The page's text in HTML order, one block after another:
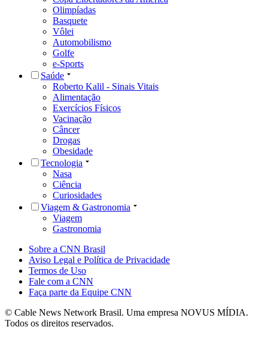
Olimpíadas
Basquete
Vôlei
Automobilismo
Golfe
e-Sports
Saúde
Roberto Kalil - Sinais Vitais
Alimentação
Exercícios Físicos
Vacinação
Câncer
Drogas
Obesidade
Tecnologia
Nasa
Ciência
Curiosidades
Viagem & Gastronomia
Viagem
Gastronomia
Sobre a CNN Brasil
Aviso Legal e Política de Privacidade
Termos de Uso
Fale com a CNN
Faça parte da Equipe CNN
© Cable News Network Brasil. Uma empresa NOVUS MÍDIA.
Todos os direitos reservados.